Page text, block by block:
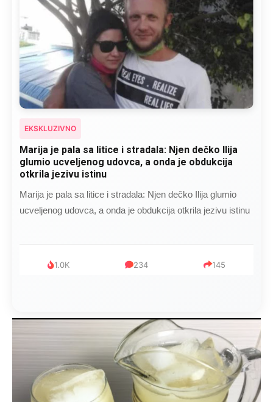
EKSKLUZIVNO
Kad se Marin suprug razbolio ona ga kupala,
pelene mu mijenjala: Jedno jutro je poslao po
čokoladu..
Kad se Marin suprug razbolio ona ga kupala, pelene mu
mijenjala: Jedno jutro je poslao po čokoladu..
999 321 234